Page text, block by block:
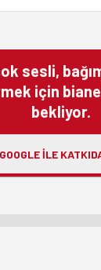
sesli,
için
bekliyor.
GOOGLE ILE